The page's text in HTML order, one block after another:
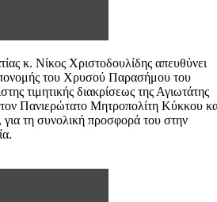
κ. Νίκος Χριστοδουλίδης απευθύνει
του Χρυσού Παρασήμου του
τιμητικής διακρίσεως της Αγιωτάτης
Πανιερώτατο Μητροπολίτη Κύκκου
τη συνολική προσφορά του στην